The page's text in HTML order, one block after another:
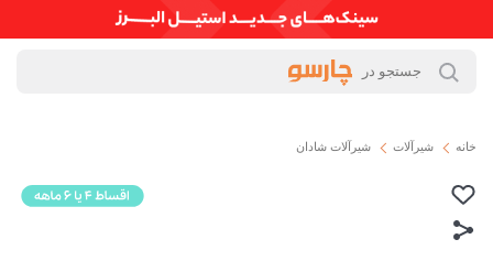
خانه شیرآلات شیرآلات شادان